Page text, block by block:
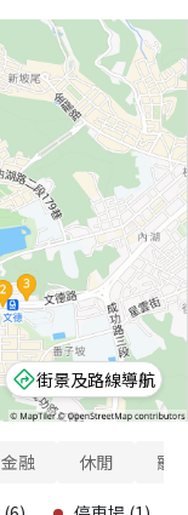
街景及路線導航
金融 休閒 寵